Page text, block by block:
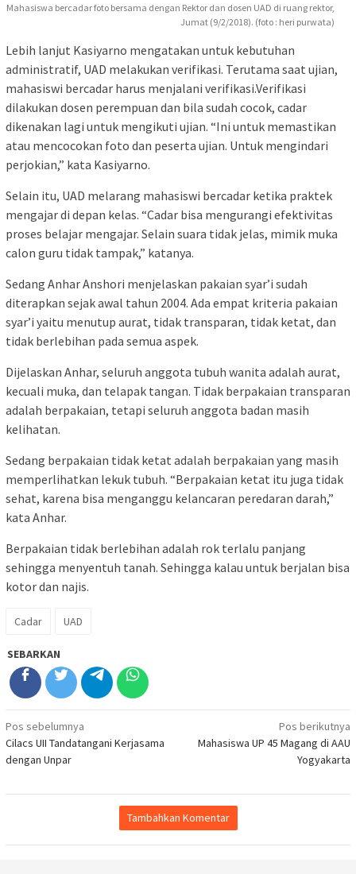
Mahasiswa bercadar foto bersama dengan Rektor dan dosen UAD di ruang rektor,
Jumat (9/2/2018). (foto : heri purwata)
Lebih lanjut Kasiyarno mengatakan untuk kebutuhan
administratif, UAD melakukan verifikasi. Terutama saat ujian,
mahasiswi bercadar harus menjalani verifikasi.Verifikasi
dilakukan dosen perempuan dan bila sudah cocok, cadar
dikenakan lagi untuk mengikuti ujian. “Ini untuk memastikan
atau mencocokan foto dan peserta ujian. Untuk mengindari
perjokian,” kata Kasiyarno.
Selain itu, UAD melarang mahasiswi bercadar ketika praktek
mengajar di depan kelas. “Cadar bisa mengurangi efektivitas
proses belajar mengajar. Selain suara tidak jelas, mimik muka
calon guru tidak tampak,” katanya.
Sedang Anhar Anshori menjelaskan pakaian syar’i sudah
diterapkan sejak awal tahun 2004. Ada empat kriteria pakaian
syar’i yaitu menutup aurat, tidak transparan, tidak ketat, dan
tidak berlebihan pada semua aspek.
Dijelaskan Anhar, seluruh anggota tubuh wanita adalah aurat,
kecuali muka, dan telapak tangan. Tidak berpakaian transparan
adalah berpakaian, tetapi seluruh anggota badan masih
kelihatan.
Sedang berpakaian tidak ketat adalah berpakaian yang masih
memperlihatkan lekuk tubuh. “Berpakaian ketat itu juga tidak
sehat, karena bisa menganggu kelancaran peredaran darah,”
kata Anhar.
Berpakaian tidak berlebihan adalah rok terlalu panjang
sehingga menyentuh tanah. Sehingga kalau untuk berjalan bisa
kotor dan najis.
Cadar UAD
SEBARKAN
Navigasi
pos
Pos sebelumnya
Cilacs UII Tandatangani Kerjasama
dengan Unpar
Pos berikutnya
Mahasiswa UP 45 Magang di AAU
Yogyakarta
Tambahkan Komentar